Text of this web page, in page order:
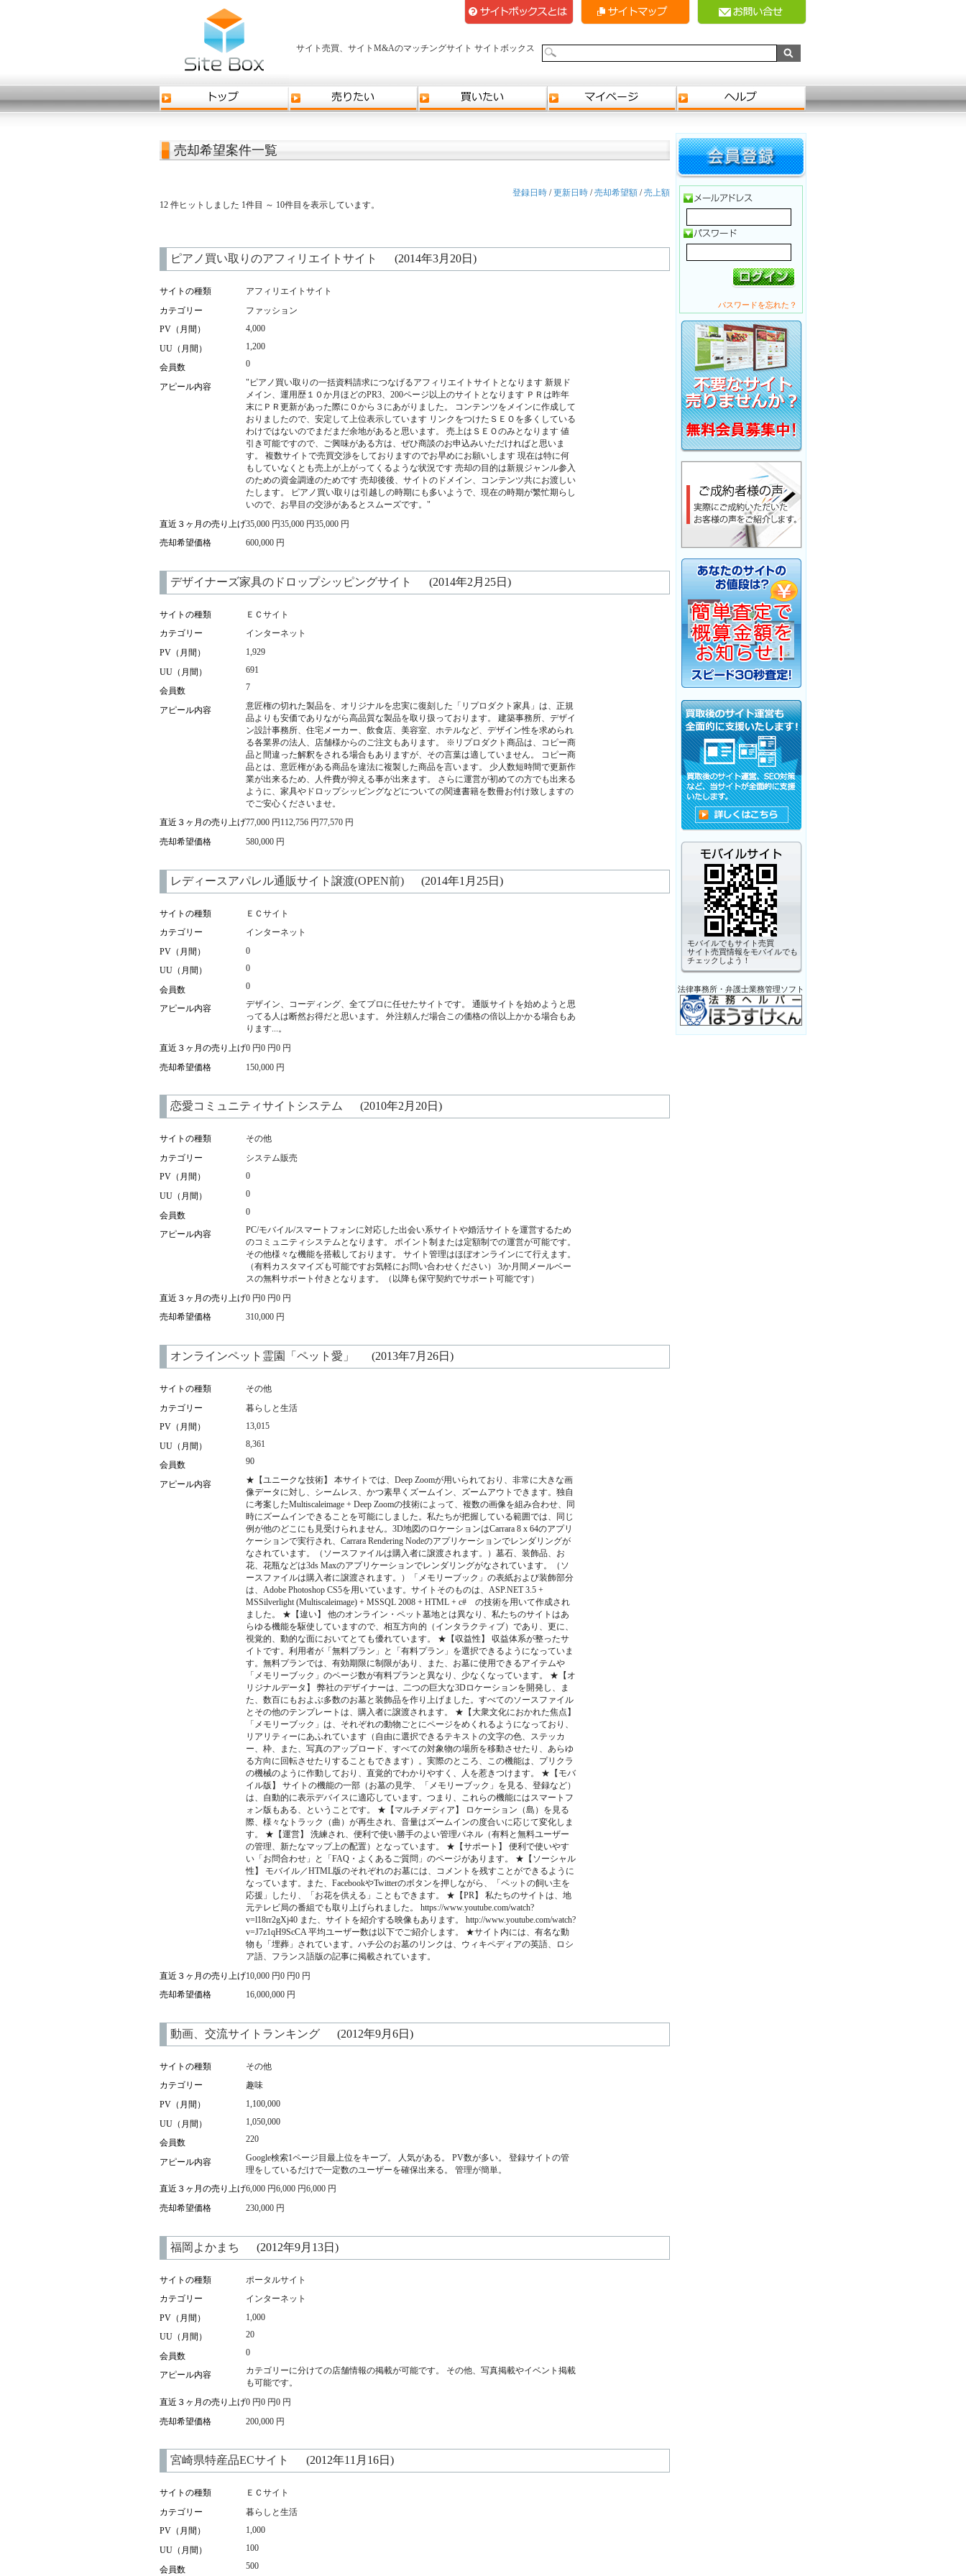
サイト売買、サイトM&Aのマッチングサイト サイトボックス
売却希望案件一覧
登録日時 /更新日時 /売却希望額 /売上額
12 件ヒットしました 1件目 ～ 10件目を表示しています。
ピアノ買い取りのアフィリエイトサイト (2014年3月20日)
サイトの種類
アフィリエイトサイト
カテゴリー
ファッション
PV（月間）
4,000
UU（月間）
1,200
会員数 0
アピール内容
"ピアノ買い取りの一括資料請求につなげるアフィリエイトサイトとなります 新規ド
メイン、運用歴１０か月ほどのPR3、200ページ以上のサイトとなります ＰＲは昨年
末にＰＲ更新があった際に０から３にあがりました。 コンテンツをメインに作成して
おりましたので、安定して上位表示しています リンクをつけたＳＥＯを多くしている
わけではないのでまだまだ余地があると思います。 売上はＳＥＯのみとなります 値
引き可能ですので、ご興味がある方は、ぜひ商談のお申込みいただければと思いま
す。 複数サイトで売買交渉をしておりますのでお早めにお願いします 現在は特に何
もしていなくとも売上が上がってくるような状況です 売却の目的は新規ジャンル参入
のための資金調達のためです 売却後後、サイトのドメイン、コンテンツ共にお渡しい
たします。 ピアノ買い取りは引越しの時期にも多いようで、現在の時期が繁忙期らし
いので、お早目の交渉があるとスムーズです。"
直近３ヶ月の売り上げ35,000 円35,000 円35,000 円
売却希望価格
600,000 円
デザイナーズ家具のドロップシッピングサイト (2014年2月25日)
サイトの種類
ＥＣサイト
カテゴリー
インターネット
PV（月間）
1,929
UU（月間）
691
会員数 7
アピール内容
意匠権の切れた製品を、オリジナルを忠実に復刻した「リプロダクト家具」は、正規
品よりも安価でありながら高品質な製品を取り扱っております。 建築事務所、デザイ
ン設計事務所、住宅メーカー、飲食店、美容室、ホテルなど、デザイン性を求められ
る各業界の法人、店舗様からのご注文もあります。 ※リプロダクト商品は、コピー商
品と間違った解釈をされる場合もありますが、その言葉は適していません。 コピー商
品とは、意匠権がある商品を違法に複製した商品を言います。 少人数短時間で更新作
業が出来るため、人件費が抑える事が出来ます。 さらに運営が初めての方でも出来る
ように、家具やドロップシッピングなどについての関連書籍を数冊お付け致しますの
でご安心くださいませ。
直近３ヶ月の売り上げ77,000 円112,756 円77,570 円
売却希望価格
580,000 円
レディースアパレル通販サイト譲渡(OPEN前) (2014年1月25日)
サイトの種類
ＥＣサイト
カテゴリー
インターネット
PV（月間）
0
UU（月間）
0
会員数 0
アピール内容
デザイン、コーディング、全てプロに任せたサイトです。 通販サイトを始めようと思
ってる人は断然お得だと思います。 外注頼んだ場合この価格の倍以上かかる場合もあ
ります...。
直近３ヶ月の売り上げ0 円0 円0 円
売却希望価格
150,000 円
恋愛コミュニティサイトシステム (2010年2月20日)
サイトの種類
その他
カテゴリー
システム販売
PV（月間）
0
UU（月間）
0
会員数 0
アピール内容
PC/モバイル/スマートフォンに対応した出会い系サイトや婚活サイトを運営するため
のコミュニティシステムとなります。 ポイント制または定額制での運営が可能です。
その他様々な機能を搭載しております。 サイト管理はほぼオンラインにて行えます。
（有料カスタマイズも可能ですお気軽にお問い合わせください） 3か月間メールベー
スの無料サポート付きとなります。（以降も保守契約でサポート可能です）
直近３ヶ月の売り上げ0 円0 円0 円
売却希望価格
310,000 円
オンラインペット霊園「ペット愛」 (2013年7月26日)
サイトの種類
その他
カテゴリー
暮らしと生活
PV（月間）
13,015
UU（月間）
8,361
会員数 90
アピール内容
★【ユニークな技術】 本サイトでは、Deep Zoomが用いられており、非常に大きな画
像データに対し、シームレス、かつ素早くズームイン、ズームアウトできます。独自
に考案したMultiscaleimage + Deep Zoomの技術によって、複数の画像を組み合わせ、同
時にズームインできることを可能にしました。私たちが把握している範囲では、同じ
例が他のどこにも見受けられません。3D地図のロケーションはCarrara 8 x 64のアプリ
ケーションで実行され、Carrara Rendering Nodeのアプリケーションでレンダリングが
なされています。（ソースファイルは購入者に譲渡されます。）墓石、装飾品、お
花、花瓶などは3ds Maxのアプリケーションでレンダリングがなされています。（ソ
ースファイルは購入者に譲渡されます。）「メモリーブック」の表紙および装飾部分
は、Adobe Photoshop CS5を用いています。サイトそのものは、ASP.NET 3.5 +
MSSilverlight (Multiscaleimage) + MSSQL 2008 + HTML + c# の技術を用いて作成され
ました。 ★【違い】 他のオンライン・ペット墓地とは異なり、私たちのサイトはあ
らゆる機能を駆使していますので、相互方向的（インタラクティブ）であり、更に、
視覚的、動的な面においてとても優れています。 ★【収益性】 収益体系が整ったサ
イトです。利用者が「無料プラン」と「有料プラン」を選択できるようになっていま
す。無料プランでは、有効期限に制限があり、また、お墓に使用できるアイテムや
「メモリーブック」のページ数が有料プランと異なり、少なくなっています。 ★【オ
リジナルデータ】 弊社のデザイナーは、二つの巨大な3Dロケーションを開発し、ま
た、数百にもおよぶ多数のお墓と装飾品を作り上げました。すべてのソースファイル
とその他のテンプレートは、購入者に譲渡されます。 ★【大衆文化におかれた焦点】
「メモリーブック」は、それぞれの動物ごとにページをめくれるようになっており、
リアリティーにあふれています（自由に選択できるテキストの文字の色、ステッカ
ー、枠、また、写真のアップロード、すべての対象物の場所を移動させたり、あらゆ
る方向に回転させたりすることもできます）。実際のところ、この機能は、プリクラ
の機械のように作動しており、直覚的でわかりやすく、人を惹きつけます。 ★【モバ
イル版】 サイトの機能の一部（お墓の見学、「メモリーブック」を見る、登録など）
は、自動的に表示デバイスに適応しています。つまり、これらの機能にはスマートフ
ォン版もある、ということです。 ★【マルチメディア】 ロケーション（島）を見る
際、様々なトラック（曲）が再生され、音量はズームインの度合いに応じて変化しま
す。 ★【運営】 洗練され、便利で使い勝手のよい管理パネル（有料と無料ユーザー
の管理、新たなマップ上の配置）となっています。 ★【サポート】 便利で使いやす
い「お問合わせ」と「FAQ・よくあるご質問」のページがあります。 ★【ソーシャル
性】 モバイル／HTML版のそれぞれのお墓には、コメントを残すことができるように
なっています。また、FacebookやTwitterのボタンを押しながら、「ペットの飼い主を
応援」したり、「お花を供える」こともできます。 ★【PR】 私たちのサイトは、地
元テレビ局の番組でも取り上げられました。 https://www.youtube.com/watch?
v=l18rr2gXj40 また、サイトを紹介する映像もあります。 http://www.youtube.com/watch?
v=J7z1qH9ScCA 平均ユーザー数は以下でご紹介します。 ★サイト内には、有名な動
物も「埋葬」されています。ハチ公のお墓のリンクは、ウィキペディアの英語、ロシ
ア語、フランス語版の記事に掲載されています。
直近３ヶ月の売り上げ10,000 円0 円0 円
売却希望価格
16,000,000 円
動画、交流サイトランキング (2012年9月6日)
サイトの種類
その他
カテゴリー
趣味
PV（月間）
1,100,000
UU（月間）
1,050,000
会員数 220
アピール内容
Google検索1ページ目最上位をキープ。 人気がある。 PV数が多い。 登録サイトの管
理をしているだけで一定数のユーザーを確保出来る。 管理が簡単。
直近３ヶ月の売り上げ6,000 円6,000 円6,000 円
売却希望価格
230,000 円
福岡よかまち (2012年9月13日)
サイトの種類
ポータルサイト
カテゴリー
インターネット
PV（月間）
1,000
UU（月間）
20
会員数 0
アピール内容
カテゴリーに分けての店舗情報の掲載が可能です。 その他、写真掲載やイベント掲載
も可能です。
直近３ヶ月の売り上げ0 円0 円0 円
売却希望価格
200,000 円
宮崎県特産品ECサイト (2012年11月16日)
サイトの種類
ＥＣサイト
カテゴリー
暮らしと生活
PV（月間）
1,000
UU（月間）
100
会員数 500
パスワードを忘れた？
モバイルでもサイト売買
サイト売買情報をモバイルでも
チェックしよう！
法律事務所・弁護士業務管理ソフト